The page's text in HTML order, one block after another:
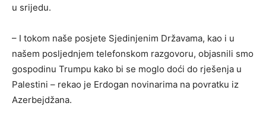
u srijedu.
– I tokom naše posjete Sjedinjenim Državama, kao i u
našem posljednjem telefonskom razgovoru, objasnili smo
gospodinu Trumpu kako bi se moglo doći do rješenja u
Palestini – rekao je Erdogan novinarima na povratku iz
Azerbejdžana.